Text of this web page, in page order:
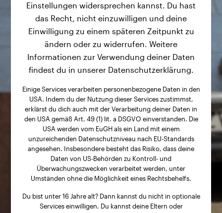
Einstellungen widersprechen kannst. Du hast
das Recht, nicht einzuwilligen und deine
Einwilligung zu einem späteren Zeitpunkt zu
ändern oder zu widerrufen. Weitere
Informationen zur Verwendung deiner Daten
findest du in unserer Datenschutzerklärung.
Einige Services verarbeiten personenbezogene Daten in den
USA. Indem du der Nutzung dieser Services zustimmst,
erklärst du dich auch mit der Verarbeitung deiner Daten in
den USA gemäß Art. 49 (1) lit. a DSGVO einverstanden. Die
USA werden vom EuGH als ein Land mit einem
unzureichenden Datenschutzniveau nach EU-Standards
angesehen. Insbesondere besteht das Risiko, dass deine
Daten von US-Behörden zu Kontroll- und
Überwachungszwecken verarbeitet werden, unter
Umständen ohne die Möglichkeit eines Rechtsbehelfs.
Du bist unter 16 Jahre alt? Dann kannst du nicht in optionale
Services einwilligen. Du kannst deine Eltern oder